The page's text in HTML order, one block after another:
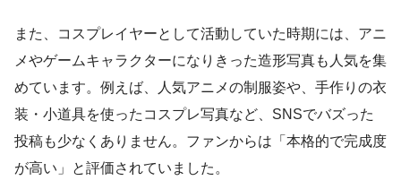
また、コスプレイヤーとして活動していた時期には、アニ
メやゲームキャラクターになりきった造形写真も人気を集
めています。例えば、人気アニメの制服姿や、手作りの衣
装・小道具を使ったコスプレ写真など、SNSでバズった
投稿も少なくありません。ファンからは「本格的で完成度
が高い」と評価されていました。